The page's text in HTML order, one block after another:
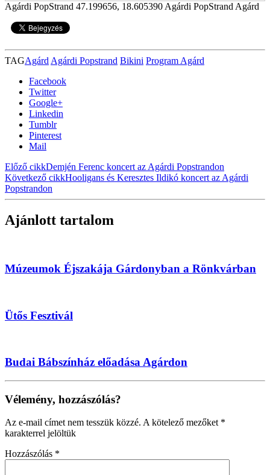
Agárdi PopStrand 47.199656, 18.605390 Agárdi PopStrand Agárd
TAGAgárd Agárdi Popstrand Bikini Program Agárd
Facebook
Twitter
Google+
Linkedin
Tumblr
Pinterest
Mail
Előző cikkDemjén Ferenc koncert az Agárdi Popstrandon
Következő cikkHooligans és Keresztes Ildikó koncert az Agárdi
Popstrandon
Ajánlott tartalom
Múzeumok Éjszakája Gárdonyban a Rönkvárban
Ütős Fesztivál
Budai Bábszínház előadása Agárdon
Vélemény, hozzászólás?
Az e-mail címet nem tesszük közzé. A kötelező mezőket *
karakterrel jelöltük
Hozzászólás *